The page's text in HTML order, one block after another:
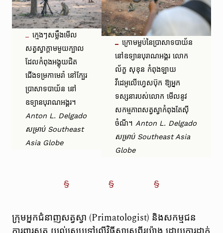
ក្មេងៗសម្លឹងមើល
សត្វស្វាក្តាមមួយក្បាល
ដែលកំពុងអង្គុយជិត
ជើងទម្រកាមេរ៉ា នៅក្បែរ
ប្រាសាទបាយ័ន នៅ
ឧទ្យានបុរាណអង្គរ។
Anton L. Delgado
សម្រាប់ Southeast
Asia Globe
ក្រោមម្លប់នៃប្រាសាទបាយ័ន
នៅឧទ្យានបុរាណអង្គរ លោក
ល័ក្ខ សុខុន កំពុងឡាយ
វីដេអូលើហ្វេសប៊ុក ឱ្យអ្នក
ទស្សនារបស់លោក មើលនូវ
សកម្មភាពសត្វស្វាកំពុងតែស៊ី
ចំណី។Anton L. Delgado
សម្រាប់ Southeast Asia
Globe
ក្រុមអ្នកជំនាញសត្វស្វា (Primatologist) និងសកម្មជន